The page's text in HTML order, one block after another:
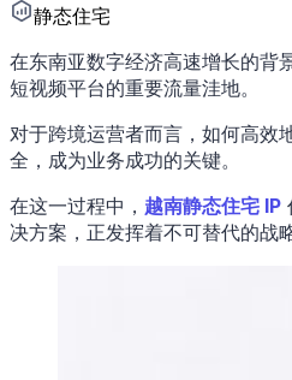
静态住宅
在东南亚数字经济高速增长的背
短视频平台的重要流量洼地。
对于跨境运营者而言，如何高效
全，成为业务成功的关键。
在这一过程中， 越南静态住宅 IP
决方案，正发挥着不可替代的战